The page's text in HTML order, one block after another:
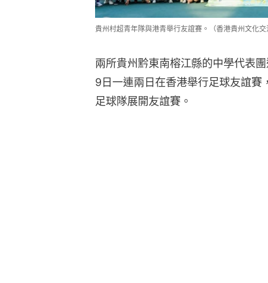
貴州村超青年隊與港青舉行友誼賽。（香港貴州文化交
兩所貴州黔東南榕江縣的中學代表
9日一連兩日在香港舉行足球友誼賽
足球隊展開友誼賽。